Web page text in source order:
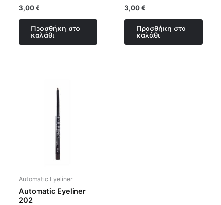
Βαθμολογήθηκε
με
0
3,00€
Προσθήκη στο
καλάθι
Βαθμολογήθηκε
με
0
3,00€
Προσθήκη στο
καλάθι
Automatic Eyeliner
Automatic Eyeliner
202